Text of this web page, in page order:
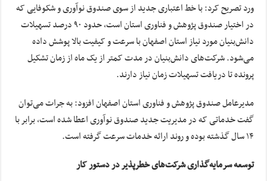
ورد تصریح کرد: با خط اعتباری جدید از سوی صندوق نوآوری و شکوفایی که
در اختیار صندوق پژوهش و فناوری استان است، حدود ۹۰ درصد تسهیلات
دانش‌بنیان مورد نیاز استان اصفهان با سرعت و کیفیت بالا پوشش داده
می‌شود. شرکت‌های دانش‌بنیان در مدت کمتر از یک ماه از زمان تشکیل
پرونده تا دریافت تسهیلات زمان نیاز دارند.
مدیرعامل صندوق پژوهش و فناوری استان اصفهان افزود: به جرات می‌توان
گفت خدماتی که در مدیریت جدید صندوق نوآوری اعطا شده است، برابر با
۱۴ سال گذشته بوده و روند ارائه خدمات سرعت گرفته است.
توسعه سرمایه‌گذاری شرکت‌های خطرپذیر در دستور کار